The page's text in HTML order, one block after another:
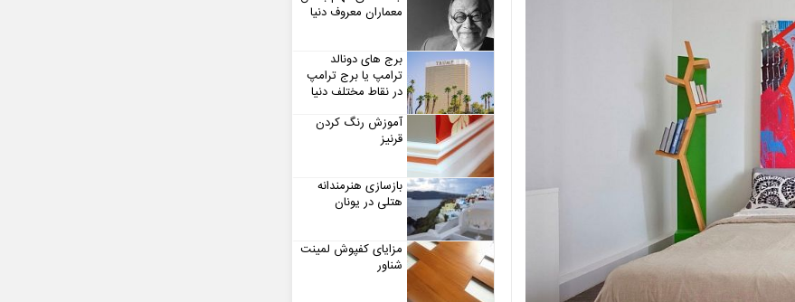
معماران معروف دنیا
برج های دونالد
ترامپ یا برج ترامپ
در نقاط مختلف دنیا
آموزش رنگ کردن
قرنیز
بازسازی هنرمندانه
هتلی در یونان
مزایای کفپوش لمینت
شناور